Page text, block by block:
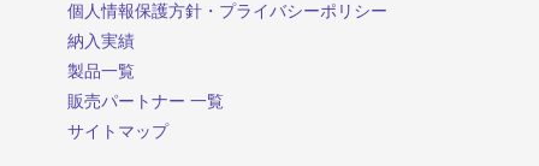
個人情報保護方針・プライバシーポリシー
納入実績
製品一覧
販売パートナー 一覧
サイトマップ